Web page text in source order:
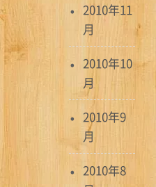
2010年11
月
2010年10
月
2010年9
月
2010年8